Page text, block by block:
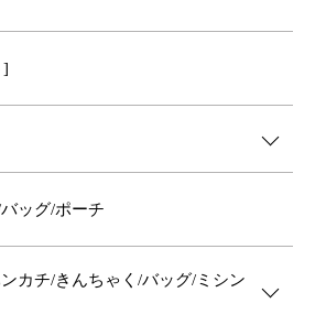
]
ッグ/ポーチ
カチ/きんちゃく/バッグ/ミシン